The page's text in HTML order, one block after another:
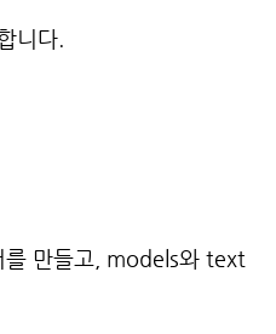
니다.
만들고, models와 text